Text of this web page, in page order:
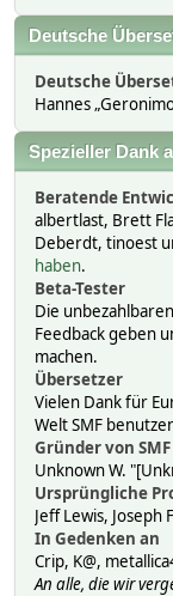
Deutsche
Deutsche
Hannes
Spezieller Dank
Beratende
albertlast, Brett
Deberdt, tinoest
haben.
Beta-Tester
Die
Feedback geben
machen.
Übersetzer
Vielen Dank für
Welt SMF
Gründer von SMF
Unknown W.
Ursprüngliche
Jeff Lewis, Joseph
In Gedenken an
Crip, K@,
An alle, die wir